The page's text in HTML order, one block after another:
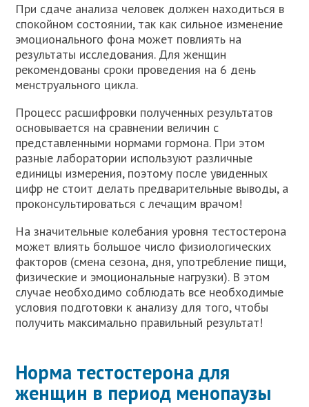
При сдаче анализа человек должен находиться в
спокойном состоянии, так как сильное изменение
эмоционального фона может повлиять на
результаты исследования. Для женщин
рекомендованы сроки проведения на 6 день
менструального цикла.
Процесс расшифровки полученных результатов
основывается на сравнении величин с
представленными нормами гормона. При этом
разные лаборатории используют различные
единицы измерения, поэтому после увиденных
цифр не стоит делать предварительные выводы, а
проконсультироваться с лечащим врачом!
На значительные колебания уровня тестостерона
может влиять большое число физиологических
факторов (смена сезона, дня, употребление пищи,
физические и эмоциональные нагрузки). В этом
случае необходимо соблюдать все необходимые
условия подготовки к анализу для того, чтобы
получить максимально правильный результат!
Норма тестостерона для
женщин в период менопаузы